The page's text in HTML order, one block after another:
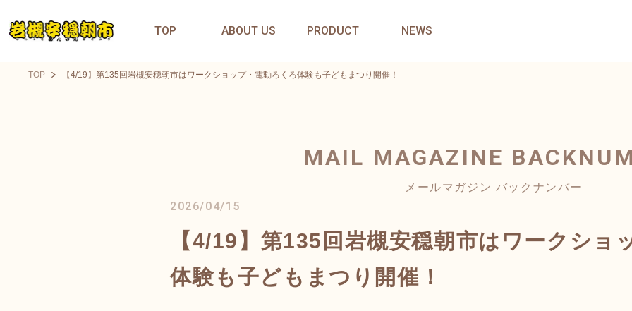
TOP ABOUT US PRODUCT NEWS
TOP 【4/19】第135回岩槻安穏朝市はワークショップ・電動ろくろ体験も子どもまつり開催！
MAIL MAGAZINE
メールマガジン バックナンバー
2026/04/15
【4/19】第135回岩槻安穏朝市はワークショ
体験も子どもまつり開催！